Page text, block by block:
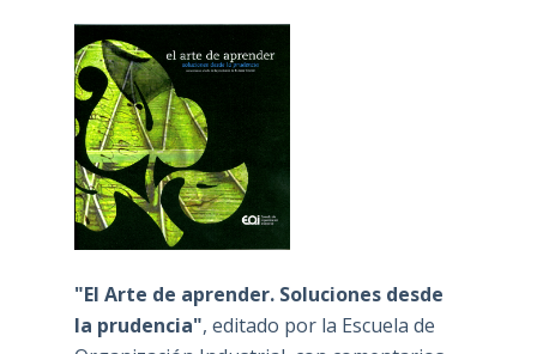
"El Arte de aprender. Soluciones desde
la prudencia", editado por la Escuela de